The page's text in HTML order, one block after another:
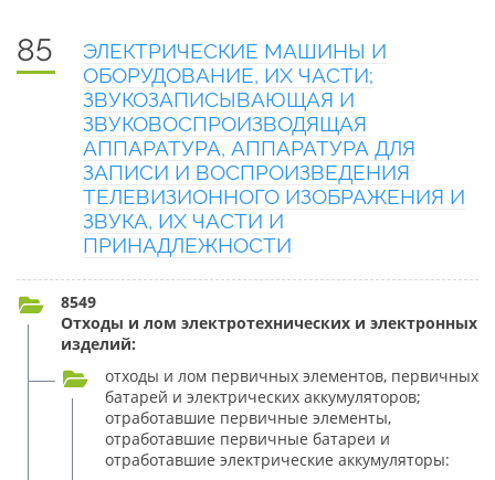
85
ЭЛЕКТРИЧЕСКИЕ МАШИНЫ И
ОБОРУДОВАНИЕ, ИХ ЧАСТИ;
ЗВУКОЗАПИСЫВАЮЩАЯ И
ЗВУКОВОСПРОИЗВОДЯЩАЯ
АППАРАТУРА, АППАРАТУРА ДЛЯ
ЗАПИСИ И ВОСПРОИЗВЕДЕНИЯ
ТЕЛЕВИЗИОННОГО ИЗОБРАЖЕНИЯ И
ЗВУКА, ИХ ЧАСТИ И
ПРИНАДЛЕЖНОСТИ
8549
Отходы и лом электротехнических и электронных
изделий:
отходы и лом первичных элементов, первичных
батарей и электрических аккумуляторов;
отработавшие первичные элементы,
отработавшие первичные батареи и
отработавшие электрические аккумуляторы: